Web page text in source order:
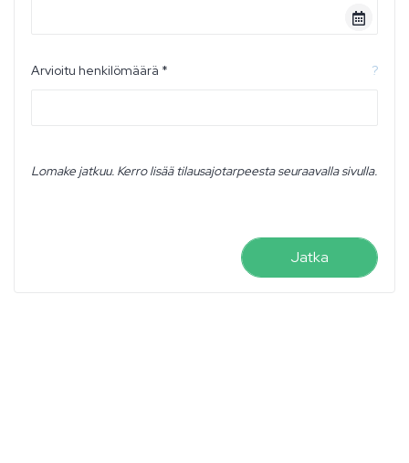
Arvioitu henkilömäärä * ?
Lomake jatkuu. Kerro lisää tilausajotarpeesta seuraavalla sivulla.
Jatka